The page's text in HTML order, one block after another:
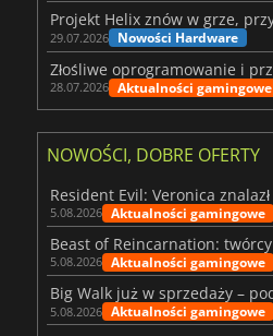
29.07.2026 Nowości Hardware
28.07.2026 Aktualności gamingowe
NOWOŚCI, DOBRE OFERTY
5.08.2026 Aktualności gamingowe
5.08.2026 Aktualności gamingowe
5.08.2026 Aktualności gamingowe